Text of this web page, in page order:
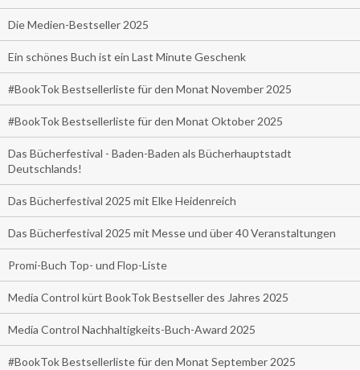
Die Medien-Bestseller 2025
Ein schönes Buch ist ein Last Minute Geschenk
#BookTok Bestsellerliste für den Monat November 2025
#BookTok Bestsellerliste für den Monat Oktober 2025
Das Bücherfestival - Baden-Baden als Bücherhauptstadt
Deutschlands!
Das Bücherfestival 2025 mit Elke Heidenreich
Das Bücherfestival 2025 mit Messe und über 40 Veranstaltungen
Promi-Buch Top- und Flop-Liste
Media Control kürt BookTok Bestseller des Jahres 2025
Media Control Nachhaltigkeits-Buch-Award 2025
#BookTok Bestsellerliste für den Monat September 2025